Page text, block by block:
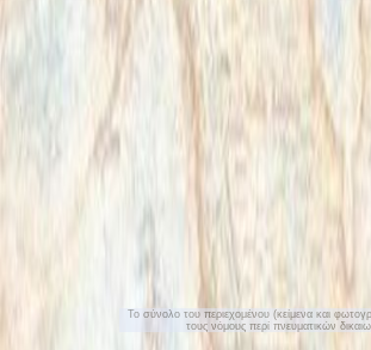
Το σύνολο του περιεχομένου (κείμενα και
τους νόμους περί πνευματικών